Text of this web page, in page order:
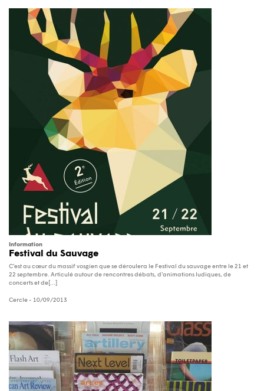
Information
Festival du Sauvage
C’est au cœur du massif vosgien que se déroulera le Festival du sauvage entre le 21 et
22 septembre. Articulé autour de rencontres débats, d’animations ludiques, de
concerts et de[...]
Cercle- 10/09/2013